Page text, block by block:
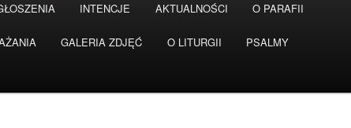
INTENCJE AKTUALNOŚCI O PARAFII
GALERIA ZDJĘĆ O LITURGII PSALMY